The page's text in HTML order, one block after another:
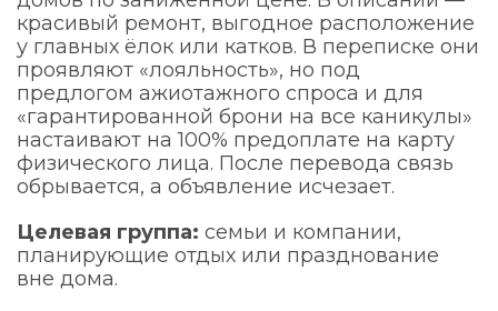
красивый ремонт, выгодное расположение
у главных ёлок или катков. В переписке они
проявляют «лояльность», но под
предлогом ажиотажного спроса и для
«гарантированной брони на все каникулы»
настаивают на 100% предоплате на карту
физического лица. После перевода связь
обрывается, а объявление исчезает.
Целевая группа: семьи и компании,
планирующие отдых или празднование
вне дома.